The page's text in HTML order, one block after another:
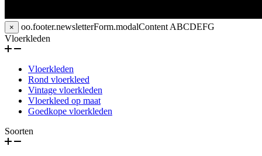
× oo.footer.newsletterForm.modalContent ABCDEFG
Vloerkleden
Vloerkleden
Rond vloerkleed
Vintage vloerkleden
Vloerkleed op maat
Goedkope vloerkleden
Soorten